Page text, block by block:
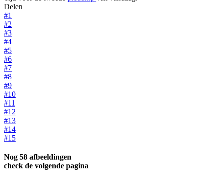
Delen
#1
#2
#3
#4
#5
#6
#7
#8
#9
#10
#11
#12
#13
#14
#15
Nog 58 afbeeldingen
check de volgende pagina